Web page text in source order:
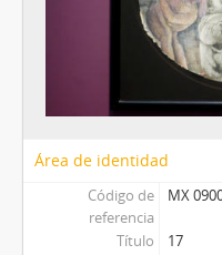
Área de identidad
Código de
referencia
MX
Título
17